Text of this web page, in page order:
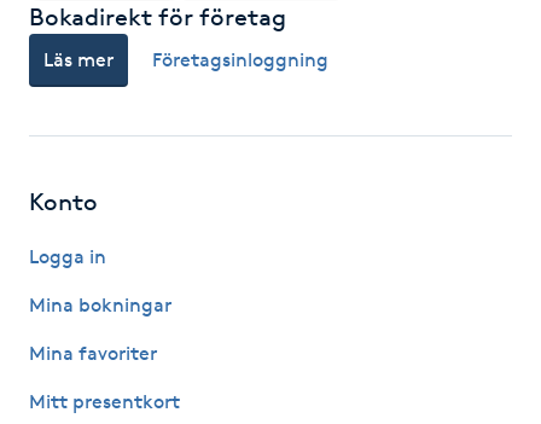
Idrottsmassage
IPL hårborttagning
IR-massage
Japansk massage
Bokadirekt för företag
Läs mer Företagsinloggning
Konto
Logga in
Mina bokningar
Mina favoriter
Mitt presentkort